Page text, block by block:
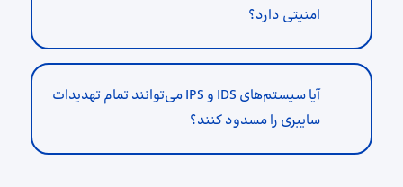
امنیتی دارد؟
آیا سیستم‌های IDS و IPS می‌توانند تمام تهدیدات
سایبری را مسدود کنند؟